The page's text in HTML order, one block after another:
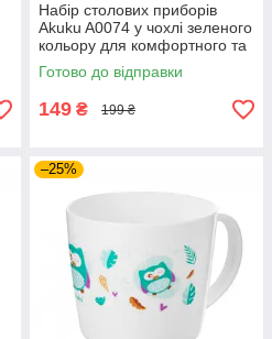
Набір столових приборів
Akuku A0074 у чохлі зеленого
кольору для комфортного та
безпечного годування дитини
вдома
Готово до відправки
149 ₴ 199 ₴
–25%